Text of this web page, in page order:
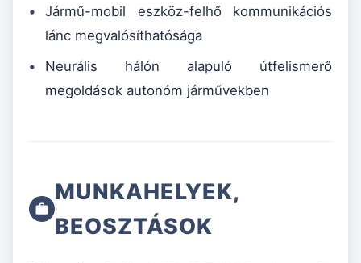
Jármű-mobil eszköz-felhő kommunikációs
lánc megvalósíthatósága
Neurális hálón alapuló útfelismerő
megoldások autonóm járművekben
MUNKAHELYEK,
BEOSZTÁSOK